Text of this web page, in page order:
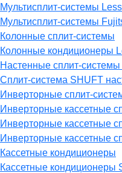
Мультисплит-системы
Мультисплит-системы
Колонные сплит-системы
Колонные кондиционеры
Настенные cплит-
Сплит-система SHUFT
Инверторные сплит-
Инверторные кассетные
Инверторные кассетные
Инверторные кассетные
Кассетные кондиционеры
Кассетные кондиционеры